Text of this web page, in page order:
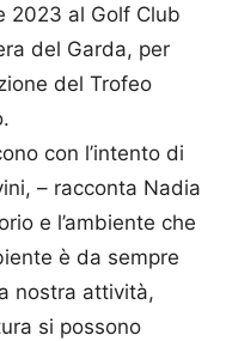
2023 al Golf Club
del Garda, per
del Trofeo
con l’intento di
– racconta Nadia
e l’ambiente che
è da sempre
nostra attività,
si possono